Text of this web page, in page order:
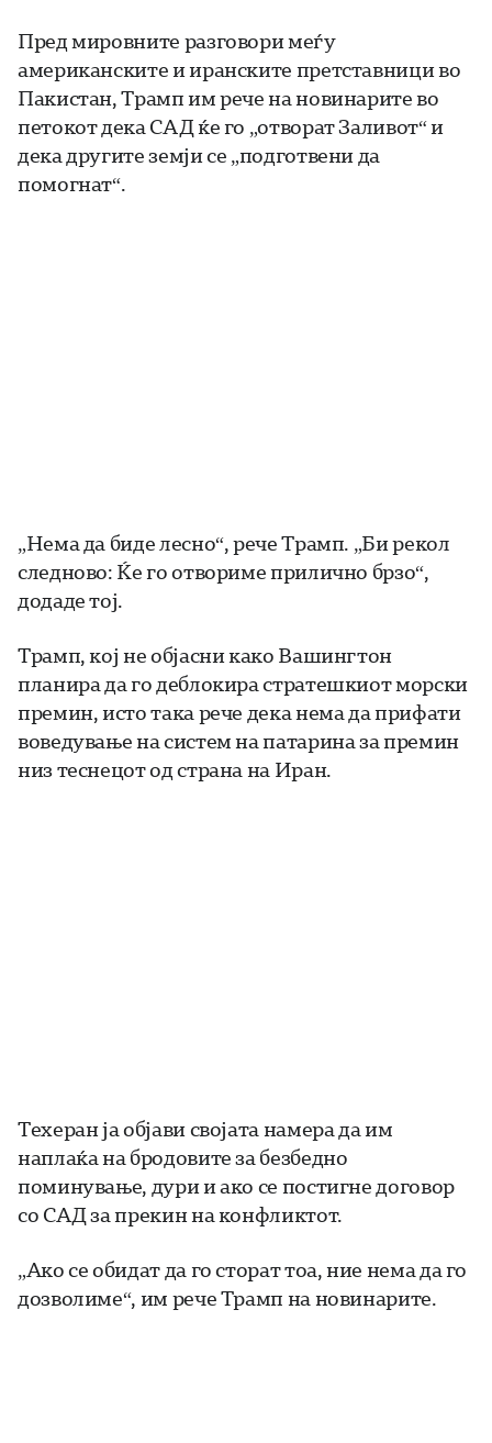
Пред мировните разговори меѓу
американските и иранските претставници во
Пакистан, Трамп им рече на новинарите во
петокот дека САД ќе го „отворат Заливот“ и
дека другите земји се „подготвени да
помогнат“.
„Нема да биде лесно“, рече Трамп. „Би рекол
следново: Ќе го отвориме прилично брзо“,
додаде тој.
Трамп, кој не објасни како Вашингтон
планира да го деблокира стратешкиот морски
премин, исто така рече дека нема да прифати
воведување на систем на патарина за премин
низ теснецот од страна на Иран.
Техеран ја објави својата намера да им
наплаќа на бродовите за безбедно
поминување, дури и ако се постигне договор
со САД за прекин на конфликтот.
„Ако се обидат да го сторат тоа, ние нема да го
дозволиме“, им рече Трамп на новинарите.